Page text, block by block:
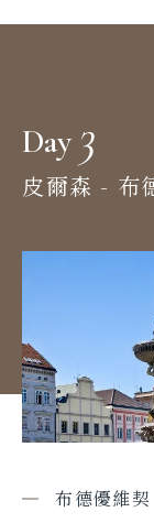
Day 3
皮爾森 - 布
布德優維